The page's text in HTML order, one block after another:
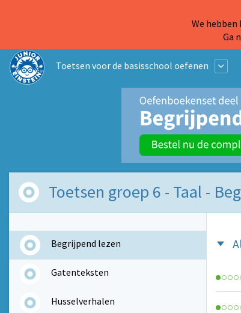
We hebben
Ga
Toetsen voor de basisschool oefenen
Toetsen groep 6 - Taal -
Begrijpend lezen
Gatenteksten
Husselverhalen